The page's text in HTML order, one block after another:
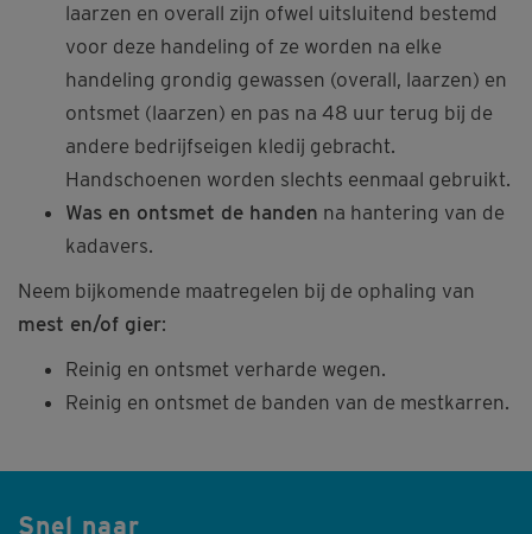
laarzen en overall zijn ofwel uitsluitend bestemd
voor deze handeling of ze worden na elke
handeling grondig gewassen (overall, laarzen) en
ontsmet (laarzen) en pas na 48 uur terug bij de
andere bedrijfseigen kledij gebracht.
Handschoenen worden slechts eenmaal gebruikt.
Was en ontsmet de handen na hantering van de
kadavers.
Neem bijkomende maatregelen bij de ophaling van
mest en/of gier:
Reinig en ontsmet verharde wegen.
Reinig en ontsmet de banden van de mestkarren.
Snel naar